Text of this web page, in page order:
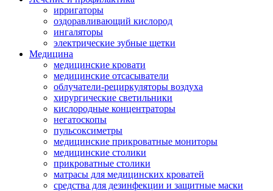
ирригаторы
оздоравливающий кислород
ингаляторы
электрические зубные щетки
Медицина
медицинские кровати
медицинские отсасыватели
облучатели-рециркуляторы воздуха
хирургические светильники
кислородные концентраторы
негатоскопы
пульсоксиметры
медицинские прикроватные мониторы
медицинские столики
прикроватные столики
матрасы для медицинских кроватей
средства для дезинфекции и защитные маски